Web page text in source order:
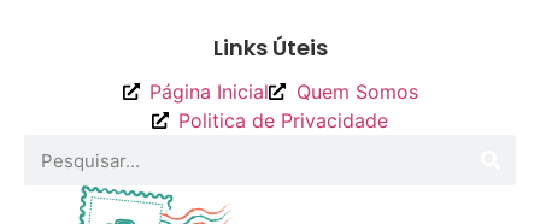
Links Úteis
Página Inicial
Quem Somos
Politica de Privacidade